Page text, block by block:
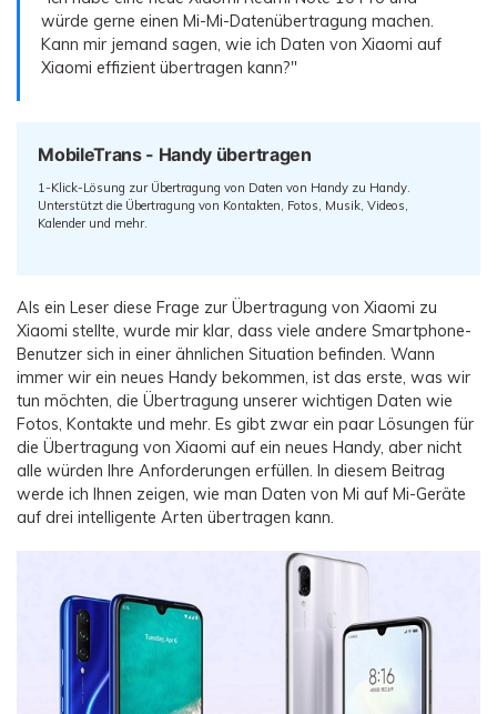
WEITERE THEMEN ERKUNDEN
Preise für die App
Geschäftsplan
Lernen
Hilfe erhalten
Suche
Herunterladen
würde gerne einen Mi-Mi-Datenübertragung machen.
Kann mir jemand sagen, wie ich Daten von Xiaomi auf
Xiaomi effizient übertragen kann?"
MobileTrans - Handy übertragen
1-Klick-Lösung zur Übertragung von Daten von Handy zu Handy.
Unterstützt die Übertragung von Kontakten, Fotos, Musik, Videos,
Kalender und mehr.
Als ein Leser diese Frage zur Übertragung von Xiaomi zu
Xiaomi stellte, wurde mir klar, dass viele andere Smartphone-
Benutzer sich in einer ähnlichen Situation befinden. Wann
immer wir ein neues Handy bekommen, ist das erste, was wir
tun möchten, die Übertragung unserer wichtigen Daten wie
Fotos, Kontakte und mehr. Es gibt zwar ein paar Lösungen für
die Übertragung von Xiaomi auf ein neues Handy, aber nicht
alle würden Ihre Anforderungen erfüllen. In diesem Beitrag
werde ich Ihnen zeigen, wie man Daten von Mi auf Mi-Geräte
auf drei intelligente Arten übertragen kann.